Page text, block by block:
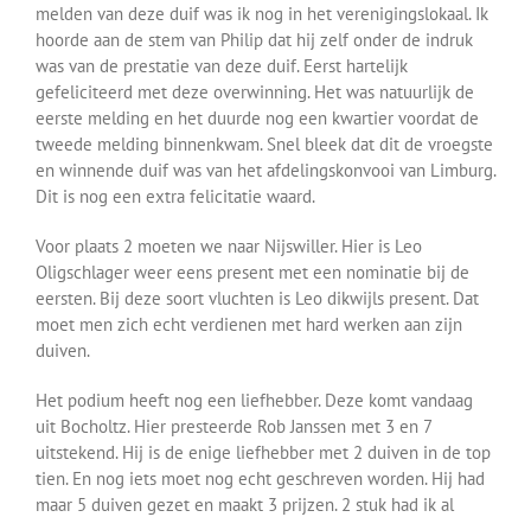
melden van deze duif was ik nog in het verenigingslokaal. Ik
hoorde aan de stem van Philip dat hij zelf onder de indruk
was van de prestatie van deze duif. Eerst hartelijk
gefeliciteerd met deze overwinning. Het was natuurlijk de
eerste melding en het duurde nog een kwartier voordat de
tweede melding binnenkwam. Snel bleek dat dit de vroegste
en winnende duif was van het afdelingskonvooi van Limburg.
Dit is nog een extra felicitatie waard.
Voor plaats 2 moeten we naar Nijswiller. Hier is Leo
Oligschlager weer eens present met een nominatie bij de
eersten. Bij deze soort vluchten is Leo dikwijls present. Dat
moet men zich echt verdienen met hard werken aan zijn
duiven.
Het podium heeft nog een liefhebber. Deze komt vandaag
uit Bocholtz. Hier presteerde Rob Janssen met 3 en 7
uitstekend. Hij is de enige liefhebber met 2 duiven in de top
tien. En nog iets moet nog echt geschreven worden. Hij had
maar 5 duiven gezet en maakt 3 prijzen. 2 stuk had ik al